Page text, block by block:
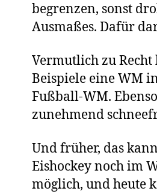
begrenzen, sonst
Ausmaßes. Dafür
Vermutlich zu
Beispiele eine WM
Fußball-WM.
zunehmend
Und früher, das
Eishockey noch im
möglich, und heute